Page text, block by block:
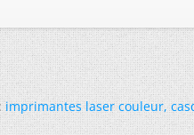
imprimantes laser couleur,